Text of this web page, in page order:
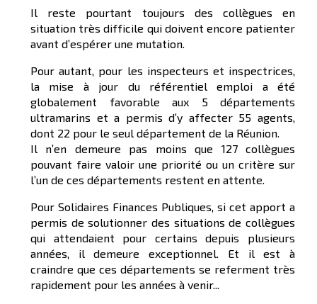
Il reste pourtant toujours des collègues en
situation très difficile qui doivent encore patienter
avant d’espérer une mutation.
Pour autant, pour les inspecteurs et inspectrices,
la mise à jour du référentiel emploi a été
globalement favorable aux 5 départements
ultramarins et a permis d’y affecter 55 agents,
dont 22 pour le seul département de la Réunion.
Il n’en demeure pas moins que 127 collègues
pouvant faire valoir une priorité ou un critère sur
l’un de ces départements restent en attente.
Pour Solidaires Finances Publiques, si cet apport a
permis de solutionner des situations de collègues
qui attendaient pour certains depuis plusieurs
années, il demeure exceptionnel. Et il est à
craindre que ces départements se referment très
rapidement pour les années à venir...